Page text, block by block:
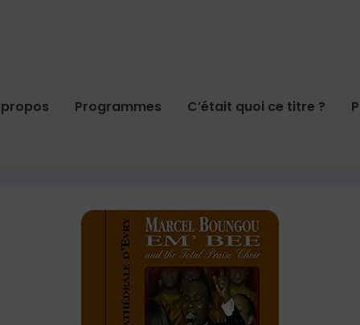
propos Programmes C’était quoi ce titre ?